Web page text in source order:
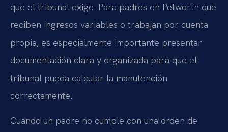
que el tribunal exige. Para padres en Petworth que
reciben ingresos variables o trabajan por cuenta
propia, es especialmente importante presentar
documentación clara y organizada para que el
tribunal pueda calcular la manutención
correctamente.
Cuando un padre no cumple con una orden de